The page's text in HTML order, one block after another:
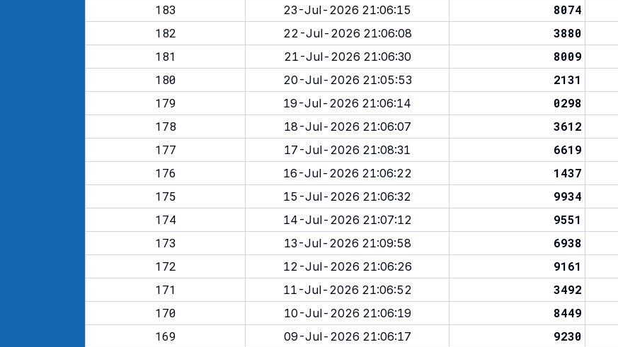
183
23-Jul-2026 21:06:15 8074
182
22-Jul-2026 21:06:08 3880
181
21-Jul-2026 21:06:30 8009
180
20-Jul-2026 21:05:53 2131
179
19-Jul-2026 21:06:14 0298
178
18-Jul-2026 21:06:07 3612
177
17-Jul-2026 21:08:31 6619
176
16-Jul-2026 21:06:22 1437
175
15-Jul-2026 21:06:32 9934
174
14-Jul-2026 21:07:12 9551
173
13-Jul-2026 21:09:58 6938
172
12-Jul-2026 21:06:26 9161
171
11-Jul-2026 21:06:52 3492
170
10-Jul-2026 21:06:19 8449
169
09-Jul-2026 21:06:17 9230